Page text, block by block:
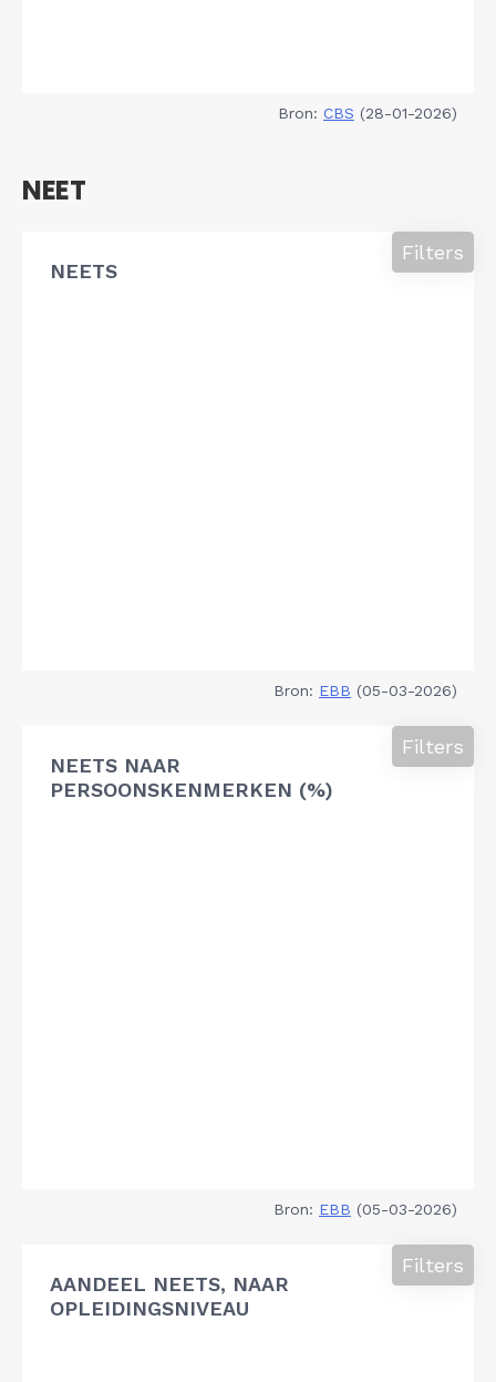
Bron: CBS (28-01-2026)
NEET
NEETS
Filters
Bron: EBB (05-03-2026)
NEETS NAAR
PERSOONSKENMERKEN (%)
Filters
Bron: EBB (05-03-2026)
AANDEEL NEETS, NAAR
OPLEIDINGSNIVEAU
Filters